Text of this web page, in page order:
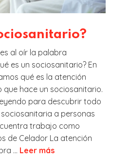
al oír la palabra
es un sociosanitario? En
qué es la atención
que hace un sociosanitario.
para descubrir todo
a personas
trabajo como
de Celador La atención
... Leer más